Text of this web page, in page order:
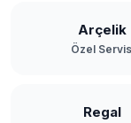
Arçelik
Özel
Regal